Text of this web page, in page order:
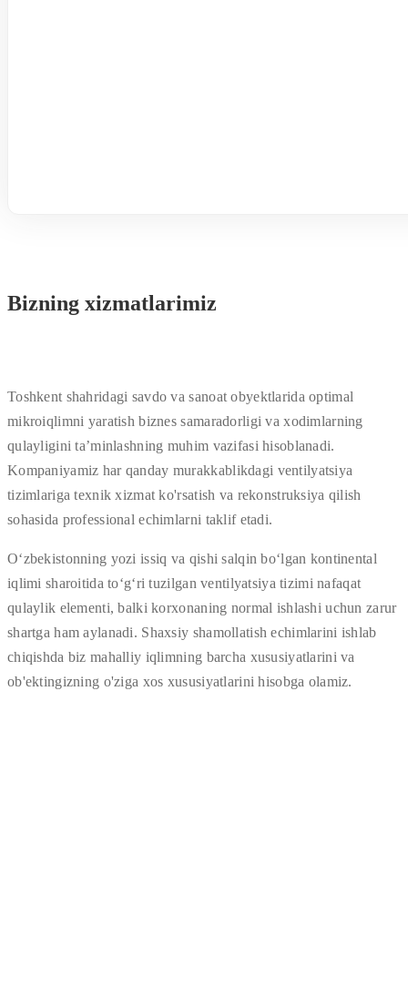
Bizning xizmatlarimiz
Toshkent shahridagi savdo va sanoat obyektlarida optimal
mikroiqlimni yaratish biznes samaradorligi va xodimlarning
qulayligini ta’minlashning muhim vazifasi hisoblanadi.
Kompaniyamiz har qanday murakkablikdagi ventilyatsiya
tizimlariga texnik xizmat ko'rsatish va rekonstruksiya qilish
sohasida professional echimlarni taklif etadi.
O‘zbekistonning yozi issiq va qishi salqin bo‘lgan kontinental
iqlimi sharoitida to‘g‘ri tuzilgan ventilyatsiya tizimi nafaqat
qulaylik elementi, balki korxonaning normal ishlashi uchun zarur
shartga ham aylanadi. Shaxsiy shamollatish echimlarini ishlab
chiqishda biz mahalliy iqlimning barcha xususiyatlarini va
ob'ektingizning o'ziga xos xususiyatlarini hisobga olamiz.